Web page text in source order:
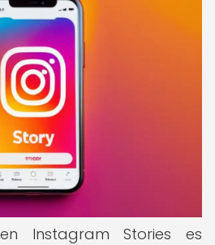
Instagram Stories es